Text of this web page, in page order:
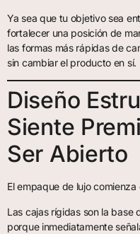
Ya sea que tu objetivo sea
fortalecer una posición de
las formas más rápidas de
sin cambiar el producto en sí.
Diseño
Siente
Ser Abierto
El empaque de lujo
Las cajas rígidas son la base
porque inmediatamente